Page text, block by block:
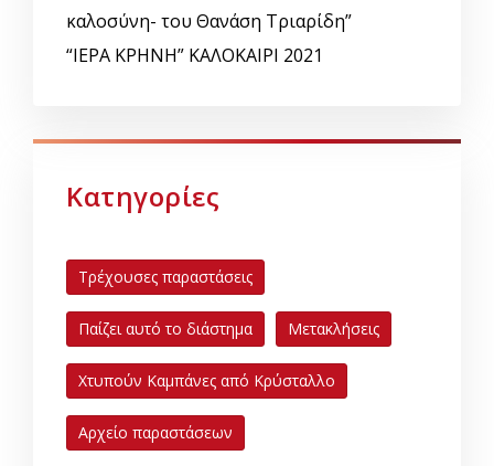
καλοσύνη- του Θανάση Τριαρίδη”
“ΙΕΡΑ ΚΡΗΝΗ” ΚΑΛΟΚΑΙΡΙ 2021
Κατηγορίες
Τρέχουσες παραστάσεις
Παίζει αυτό το διάστημα Μετακλήσεις
Χτυπούν Καμπάνες από Κρύσταλλο
Αρχείο παραστάσεων